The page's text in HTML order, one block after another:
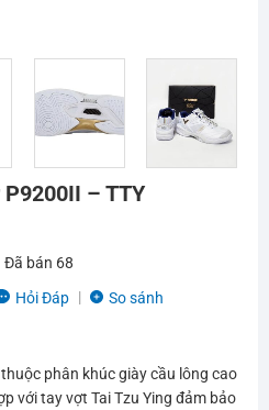
– TTY
Đã bán 68
Hỏi Đáp So sánh
phân khúc giày cầu lông cao
với tay vợt Tai Tzu Ying đảm bảo